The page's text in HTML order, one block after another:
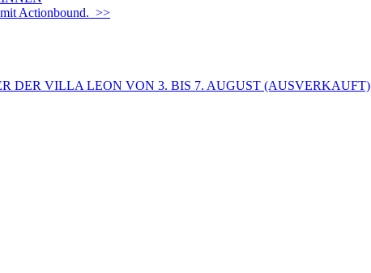
mit Actionbound. >>
DER VILLA LEON VON 3. BIS 7. AUGUST (AUSVERKAUFT)